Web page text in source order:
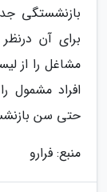
بازنشستگی
برای آن
مشاغل را از
افراد مشمول
حتی سن
منبع: فرارو